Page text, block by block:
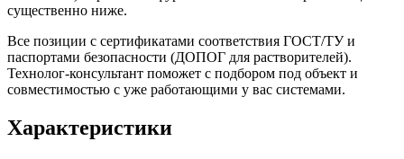
существенно ниже.
Все позиции с сертификатами соответствия ГОСТ/ТУ и
паспортами безопасности (ДОПОГ для растворителей).
Технолог-консультант поможет с подбором под объект и
совместимостью с уже работающими у вас системами.
Характеристики